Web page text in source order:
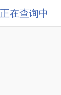
正在查询中